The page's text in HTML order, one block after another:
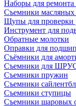
Наборы для ремонта
Съемники масляных
Щупы для проверки
Инструмент для
Обратные молотки
Оправки для
Съёмники для
Съемники для
Съемники пружин
Съемники
Съемники ступицы
Съемники шаровых